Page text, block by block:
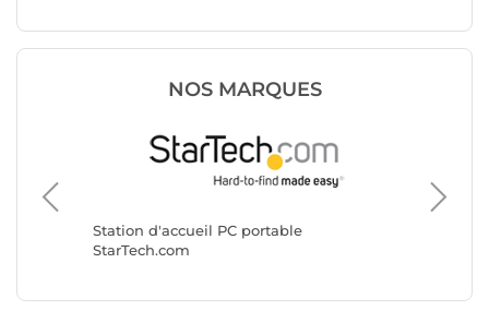
NOS MARQUES
Station d'accueil PC portable
StarTech.com
Station
i-tec